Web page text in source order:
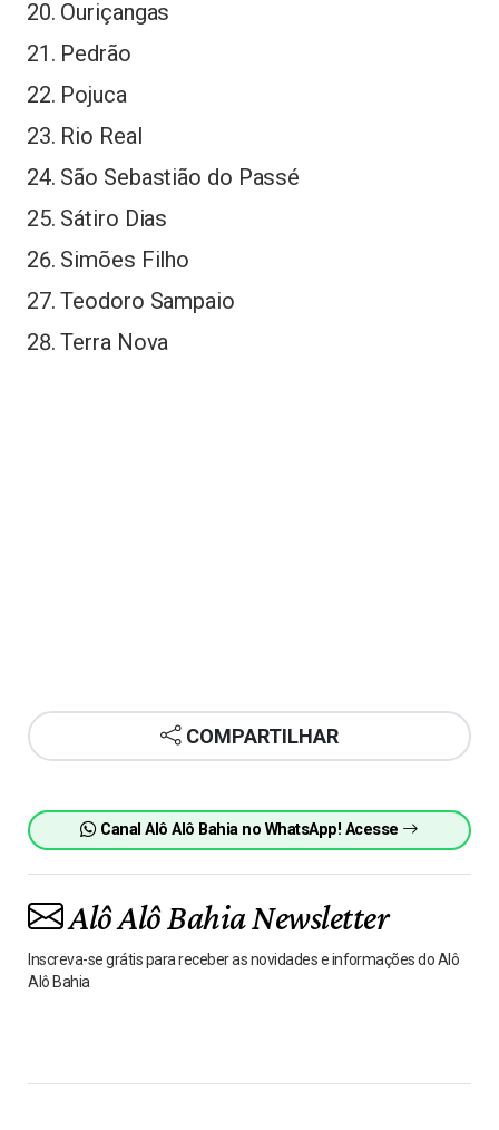
Ouriçangas
Pedrão
Pojuca
Rio Real
São Sebastião do Passé
Sátiro Dias
Simões Filho
Teodoro Sampaio
Terra Nova
COMPARTILHAR
Canal Alô Alô Bahia no WhatsApp! Acesse
Alô Alô Bahia Newsletter
Inscreva-se grátis para receber as novidades e informações do Alô
Alô Bahia